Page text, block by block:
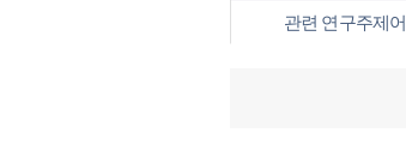
관련 연구주제어